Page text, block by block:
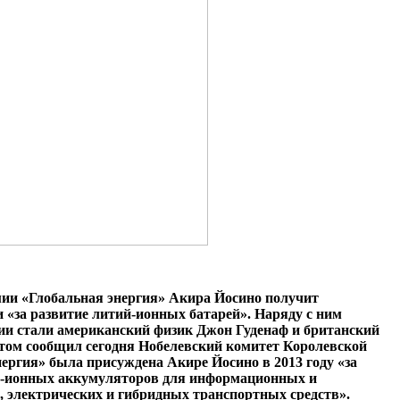
«Глобальная энергия» Акира Йосино получит
развитие литий-ионных батарей». Наряду с ним
стали американский физик Джон Гуденаф и британский
сообщил сегодня Нобелевский комитет Королевской
была присуждена Акире Йосино в 2013 году «за
ионных аккумуляторов для информационных и
и гибридных транспортных средств».